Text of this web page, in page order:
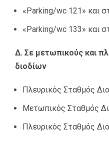
«Parking/wc 121» και
«Parking/wc 133» και
Δ. Σε μετωπικούς και
διοδίων
Πλευρικός Σταθμός
Μετωπικός Σταθμός
Πλευρικός Σταθμός